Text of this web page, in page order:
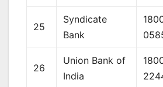
25
Syndicate
Bank
26
Union Bank of
India